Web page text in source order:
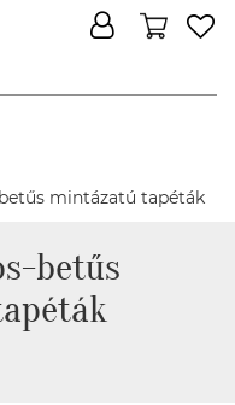
mintázatú tapéták
betűs